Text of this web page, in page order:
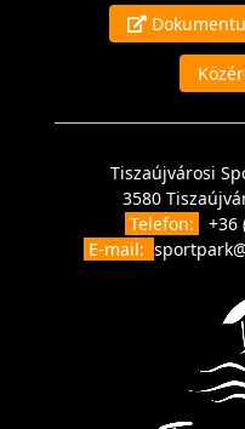
Tiszaújvárosi
3580
Telefon:
+36
E-mail: